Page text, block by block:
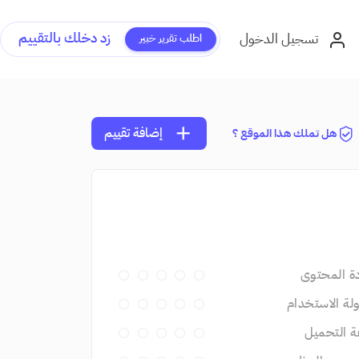
تسجيل الدخول اطلب تقرير خبير زد دخلك بالتقييم
هل تملك هذا الموقع ؟ add إضافة تقييم
المحتوى
الاستخدام
التحميل